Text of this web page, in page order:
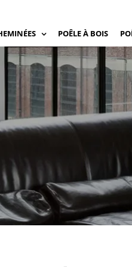
POÊLE À BOIS